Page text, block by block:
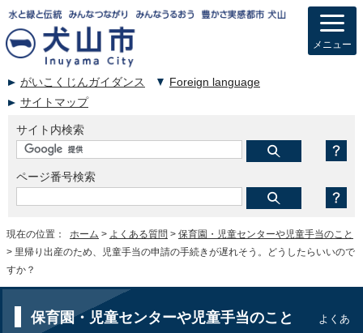
がいこくじんガイダンス
Foreign language
サイトマップ
サイト内検索
ページ番号検索
メニュー
現在の位置： ホーム > よくある質問 > 保育園・児童センターや児童手当のこと
> 里帰り出産のため、児童手当の申請の手続きが遅れそう。どうしたらいいので
すか？
保育園・児童センターや児童手当のこと
よくあ